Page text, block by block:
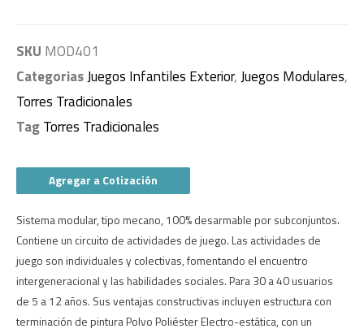
SKU MOD401
CategoriasJuegos Infantiles Exterior,Juegos Modulares,
Torres Tradicionales
TagTorres Tradicionales
Agregar a Cotización
Sistema modular, tipo mecano, 100% desarmable por subconjuntos.
Contiene un circuito de actividades de juego. Las actividades de
juego son individuales y colectivas, fomentando el encuentro
intergeneracional y las habilidades sociales. Para 30 a 40 usuarios
de 5 a 12 años. Sus ventajas constructivas incluyen estructura con
terminación de pintura Polvo Poliéster Electro-estática, con un